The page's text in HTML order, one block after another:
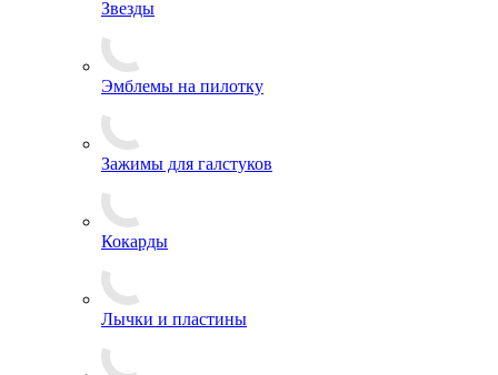
Звезды
Эмблемы на пилотку
Зажимы для галстуков
Кокарды
Лычки и пластины